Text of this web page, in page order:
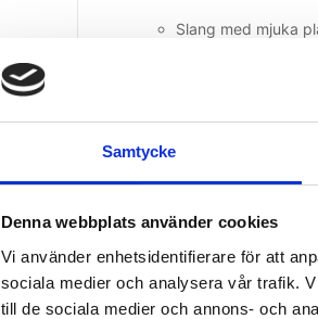
Samtycke
Denna webbplats använder cookies
Vi använder enhetsidentifierare för att
sociala medier och analysera vår trafik.
till de sociala medier och annons- och
Slang med mjuka
Lätt att använda
BodyTrainer finns i
gör det möjligt att
skillnaden i motstånd
progressionssystem